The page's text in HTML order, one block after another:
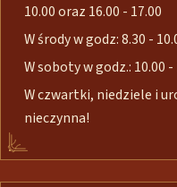
10.00 oraz 16.00 - 17.00
W środy w godz: 8.30 -
W soboty w godz.: 10.00 -
W czwartki, niedziele i
nieczynna!